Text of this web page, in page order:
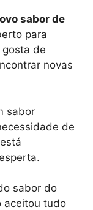
sabor de
para
gosta de
novas
sabor
de
sabor do
aceitou tudo